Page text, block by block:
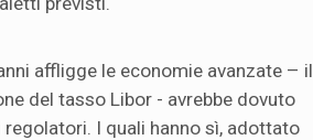
affligge le economie avanzate – il
del tasso Libor - avrebbe dovuto
I quali hanno sì, adottato